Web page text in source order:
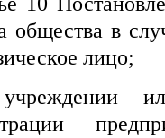
общества в
лицо;